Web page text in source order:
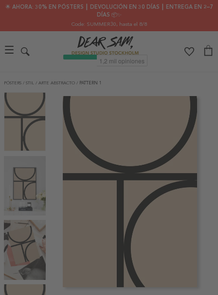
🌟 AHORA: 30% EN PÓSTERS ┃ DEVOLUCIÓN EN 30 DÍAS ┃ ENTREGA EN 2–7
DÍAS 📦✨
Code: SUMMER30, hasta el 8/8
PÓSTERS / STIL / ARTE ABSTRACTO / PATTERN 1